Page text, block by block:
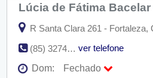
Lúcia de Fátima
R Santa Clara 261 - Fortaleza,
(85) 3274-5946
ver telefone
Dom:
Fechado